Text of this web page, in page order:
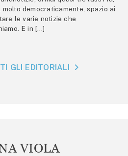
democraticamente, spazio ai
le varie notizie che
E in […]
GLI EDITORIALI
VIOLA